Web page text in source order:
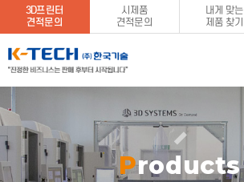
3D프린터
견적문의
시제품
견적문의
내게 맞는
제품 찾기
Products